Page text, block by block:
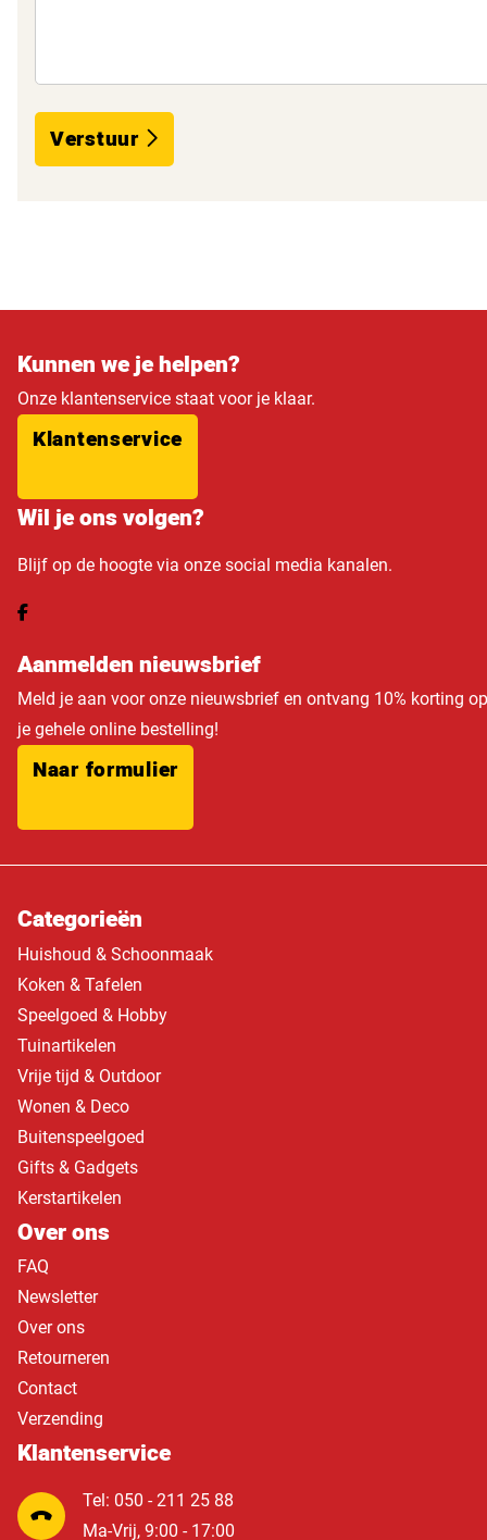
Verstuur
Kunnen we je helpen?
Onze klantenservice staat voor je klaar.
Klantenservice
Wil je ons volgen?
Blijf op de hoogte via onze social media kanalen.
Aanmelden nieuwsbrief
Meld je aan voor onze nieuwsbrief en ontvang 10% korting op
je gehele online bestelling!
Naar formulier
Categorieën
Huishoud & Schoonmaak
Koken & Tafelen
Speelgoed & Hobby
Tuinartikelen
Vrije tijd & Outdoor
Wonen & Deco
Buitenspeelgoed
Gifts & Gadgets
Kerstartikelen
Over ons
FAQ
Newsletter
Over ons
Retourneren
Contact
Verzending
Klantenservice
Tel: 050 - 211 25 88
Ma-Vrij, 9:00 - 17:00